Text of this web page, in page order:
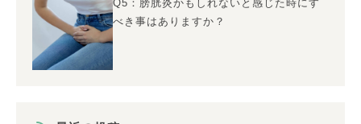
Q5：膀胱炎かもしれないと感じた時にす
べき事はありますか？